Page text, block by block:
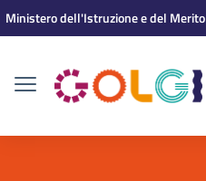
Vai ai contenuti
Vai al menu di navigazione
Vai al footer
Ministero dell'Istruzione e del Merito